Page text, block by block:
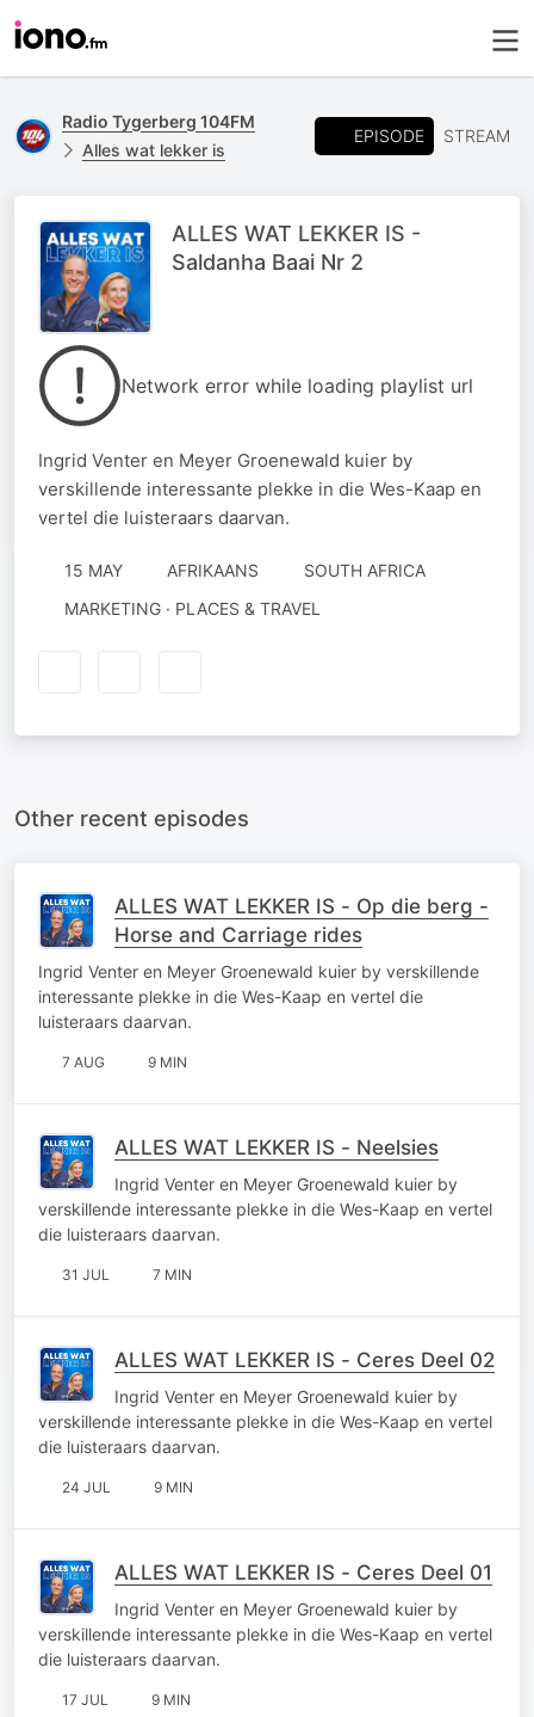
Radio Tygerberg 104FM
Alles wat lekker is
EPISODE STREAM
ALLES WAT LEKKER IS -
Saldanha Baai Nr 2
Network error while loading playlist url
Ingrid Venter en Meyer Groenewald kuier by
verskillende interessante plekke in die Wes-Kaap en
vertel die luisteraars daarvan.
15 MAY AFRIKAANS
SOUTH AFRICA
MARKETING · PLACES & TRAVEL
Other recent episodes
ALLES WAT LEKKER IS - Op die berg -
Horse and Carriage rides
Ingrid Venter en Meyer Groenewald kuier by verskillende
interessante plekke in die Wes-Kaap en vertel die
luisteraars daarvan.
7 AUG 9 MIN
ALLES WAT LEKKER IS - Neelsies
Ingrid Venter en Meyer Groenewald kuier by
verskillende interessante plekke in die Wes-Kaap en vertel
die luisteraars daarvan.
31 JUL 7 MIN
ALLES WAT LEKKER IS - Ceres Deel 02
Ingrid Venter en Meyer Groenewald kuier by
verskillende interessante plekke in die Wes-Kaap en vertel
die luisteraars daarvan.
24 JUL 9 MIN
ALLES WAT LEKKER IS - Ceres Deel 01
Ingrid Venter en Meyer Groenewald kuier by
verskillende interessante plekke in die Wes-Kaap en vertel
die luisteraars daarvan.
17 JUL 9 MIN